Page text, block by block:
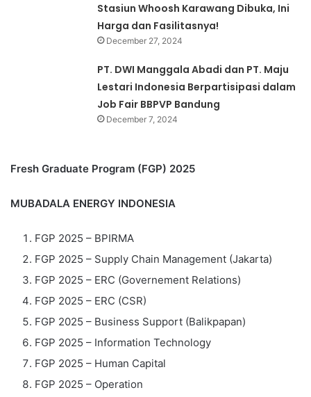
Stasiun Whoosh Karawang Dibuka, Ini
Harga dan Fasilitasnya!
December 27, 2024
PT. DWI Manggala Abadi dan PT. Maju
Lestari Indonesia Berpartisipasi dalam
Job Fair BBPVP Bandung
December 7, 2024
Fresh Graduate Program (FGP) 2025
MUBADALA ENERGY INDONESIA
FGP 2025 – BPIRMA
FGP 2025 – Supply Chain Management (Jakarta)
FGP 2025 – ERC (Governement Relations)
FGP 2025 – ERC (CSR)
FGP 2025 – Business Support (Balikpapan)
FGP 2025 – Information Technology
FGP 2025 – Human Capital
FGP 2025 – Operation